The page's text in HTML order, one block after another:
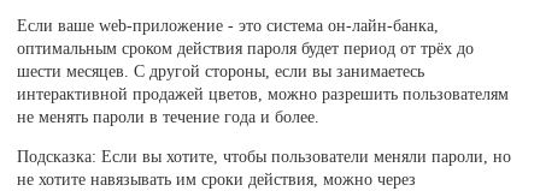
Если ваше web-приложение - это система он-лайн-банка,
оптимальным сроком действия пароля будет период от трёх до
шести месяцев. С другой стороны, если вы занимаетесь
интерактивной продажей цветов, можно разрешить пользователям
не менять пароли в течение года и более.
Подсказка: Если вы хотите, чтобы пользователи меняли пароли, но
не хотите навязывать им сроки действия, можно через